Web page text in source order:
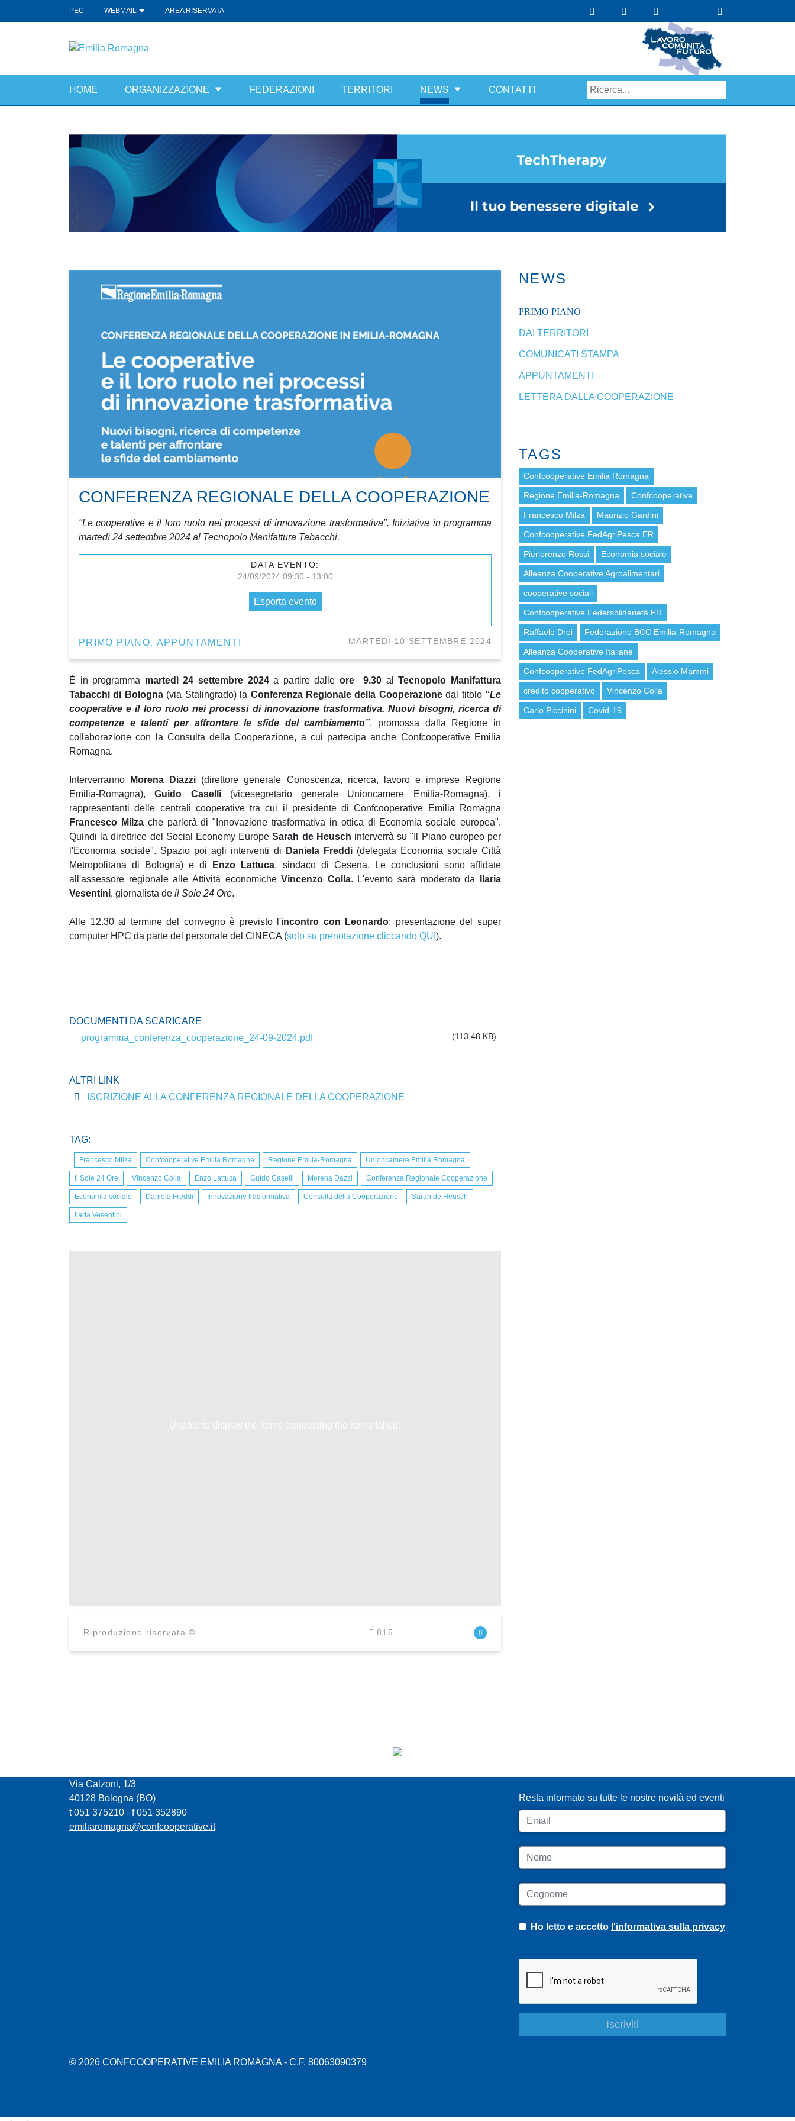
PEC WEBMAIL AREA RISERVATA
HOME ORGANIZZAZIONE FEDERAZIONI TERRITORI NEWS CONTATTI
CONFERENZA REGIONALE DELLA COOPERAZIONE
"Le cooperative e il loro ruolo nei processi di innovazione trasformativa". Iniziativa in programma
martedì 24 settembre 2024 al Tecnopolo Manifattura Tabacchi.
DATA EVENTO:
24/09/2024 09:30 - 13:00
Esporta evento
PRIMO PIANO, APPUNTAMENTI MARTEDÌ 10 SETTEMBRE 2024
È in programma martedì 24 settembre 2024a partire dalleore 9.30 alTecnopolo Manifattura
Tabacchi di Bologna(via Stalingrado) la Conferenza Regionale della Cooperazionedal titolo “Le
cooperative e il loro ruolo nei processi di innovazione trasformativa. Nuovi bisogni, ricerca di
competenze e talenti per affrontare le sfide del cambiamento”, promossa dalla Regione in
collaborazione con la Consulta della Cooperazione, a cui partecipa anche Confcooperative Emilia
Romagna.
Interverranno Morena Diazzi (direttore generale Conoscenza, ricerca, lavoro e imprese Regione
Emilia-Romagna),Guido Caselli(vicesegretario generale Unioncamere Emilia-Romagna), i
rappresentanti delle centrali cooperative tra cui il presidente di Confcooperative Emilia Romagna
Francesco Milzache parlerà di "Innovazione trasformativa in ottica di Economia sociale europea".
Quindi la direttrice del Social Economy EuropeSarah de Heusch interverrà su "Il Piano europeo per
l'Economia sociale". Spazio poi agli interventi di
Daniela Freddi(delegata Economia sociale Città
Metropolitana di Bologna) e di
Enzo Lattuca, sindaco di Cesena. Le conclusioni sono affidate
all'assessore regionale alle Attività economicheVincenzo Colla. L'evento sarà moderato da
Ilaria
Vesentini, giornalista de il Sole 24 Ore.
Alle 12.30 al termine del convegno è previsto l'incontro con Leonardo: presentazione del super
computer HPC da parte del personale del CINECA (solo su prenotazione cliccando QUI ).
DOCUMENTI DA SCARICARE
programma_conferenza_cooperazione_24-09-2024.pdf
(113,48 KB)
ALTRI LINK
ISCRIZIONE ALLA CONFERENZA REGIONALE DELLA COOPERAZIONE
TAG:
Francesco Milza Confcooperative Emilia Romagna Regione Emilia-Romagna Unioncamere Emilia Romagna
il Sole 24 Ore Vincenzo Colla Enzo Lattuca Guido Caselli Morena Dazzi Conferenza Regionale Cooperazione
Economia sociale Daniela Freddi Innovazione trasformativa Consulta della Cooperazione Sarah de Heusch
Ilaria Vesentini
Riproduzione riservata © 815
NEWS
PRIMO PIANO
DAI TERRITORI
COMUNICATI STAMPA
APPUNTAMENTI
LETTERA DALLA COOPERAZIONE
TAGS
Confcooperative Emilia Romagna
Regione Emilia-Romagna Confcooperative
Francesco Milza Maurizio Gardini
Confcooperative FedAgriPesca ER
Pierlorenzo Rossi Economia sociale
Alleanza Cooperative Agroalimentari
cooperative sociali
Confcooperative Federsolidarietà ER
Raffaele Drei Federazione BCC Emilia-Romagna
Alleanza Cooperative Italiane
Confcooperative FedAgriPesca Alessio Mammi
credito cooperativo Vincenzo Colla
Carlo Piccinini Covid-19
Resta informato su tutte le nostre novità ed eventi
Email
Nome
Cognome
Ho letto e accetto l'informativa sulla privacy
Via Calzoni, 1/3
40128 Bologna (BO)
t 051 375210 - f 051 352890
emiliaromagna@confcooperative.it
© 2026 CONFCOOPERATIVE EMILIA ROMAGNA - C.F. 80063090379